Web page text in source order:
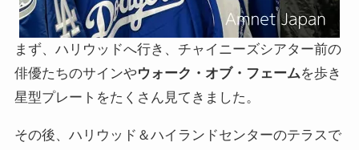
まず、ハリウッドへ行き、チャイニーズシアター前の
俳優たちのサインやウォーク・オブ・フェームを歩き
星型プレートをたくさん見てきました。
その後、ハリウッド＆ハイランドセンターのテラスで